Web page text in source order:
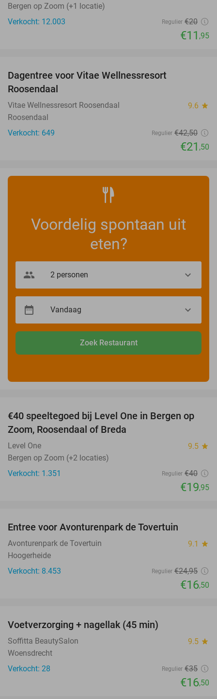
Bergen op Zoom (+1 locatie)
Verkocht: 12.003
Regulier €20
€11 ,95
Dagentree voor Vitae Wellnessresort
Roosendaal
Vitae Wellnessresort Roosendaal 9.6 star
Roosendaal
Verkocht: 649
Regulier €42,50
€21 ,50
Voordelig spontaan uit
eten?
Zoek Restaurant
50%
€40 speeltegoed bij Level One in Bergen op
Zoom, Roosendaal of Breda
Level One 9.5 star
Bergen op Zoom (+2 locaties)
Verkocht: 1.351
Regulier €40
€19,95
Entree voor Avonturenpark de Tovertuin
Avonturenpark de Tovertuin 9.1 star
Hoogerheide
Verkocht: 8.453
Regulier €24,95
€16,50
Voetverzorging + nagellak (45 min)
Soffitta BeautySalon 9.5 star
Woensdrecht
Verkocht: 28
Regulier €35
€16,50